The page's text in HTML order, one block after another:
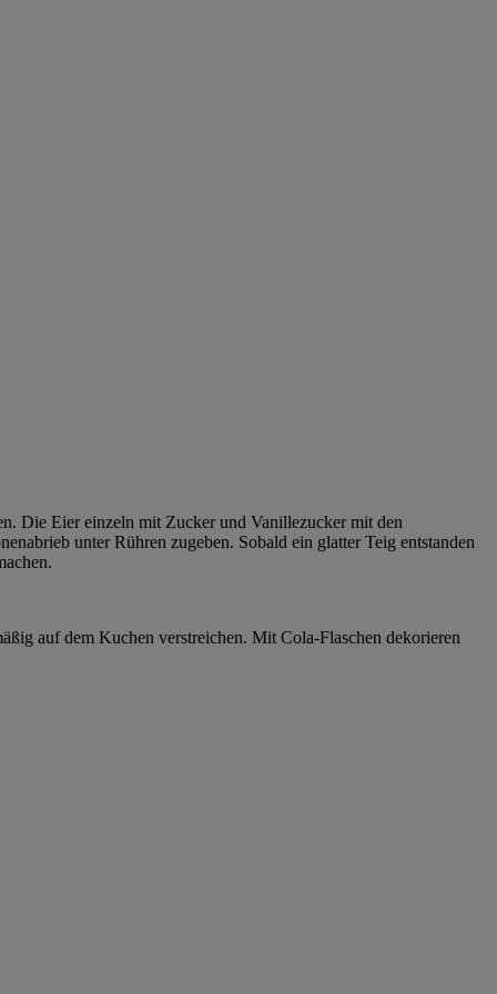
Die Eier einzeln mit Zucker und Vanillezucker mit den
unter Rühren zugeben. Sobald ein glatter Teig entstanden
auf dem Kuchen verstreichen. Mit Cola-Flaschen dekorieren